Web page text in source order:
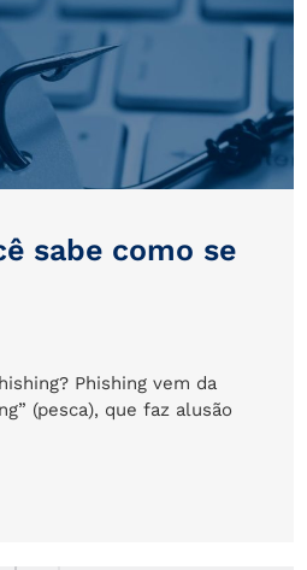
sabe como se
Phishing vem da
(pesca), que faz alusão